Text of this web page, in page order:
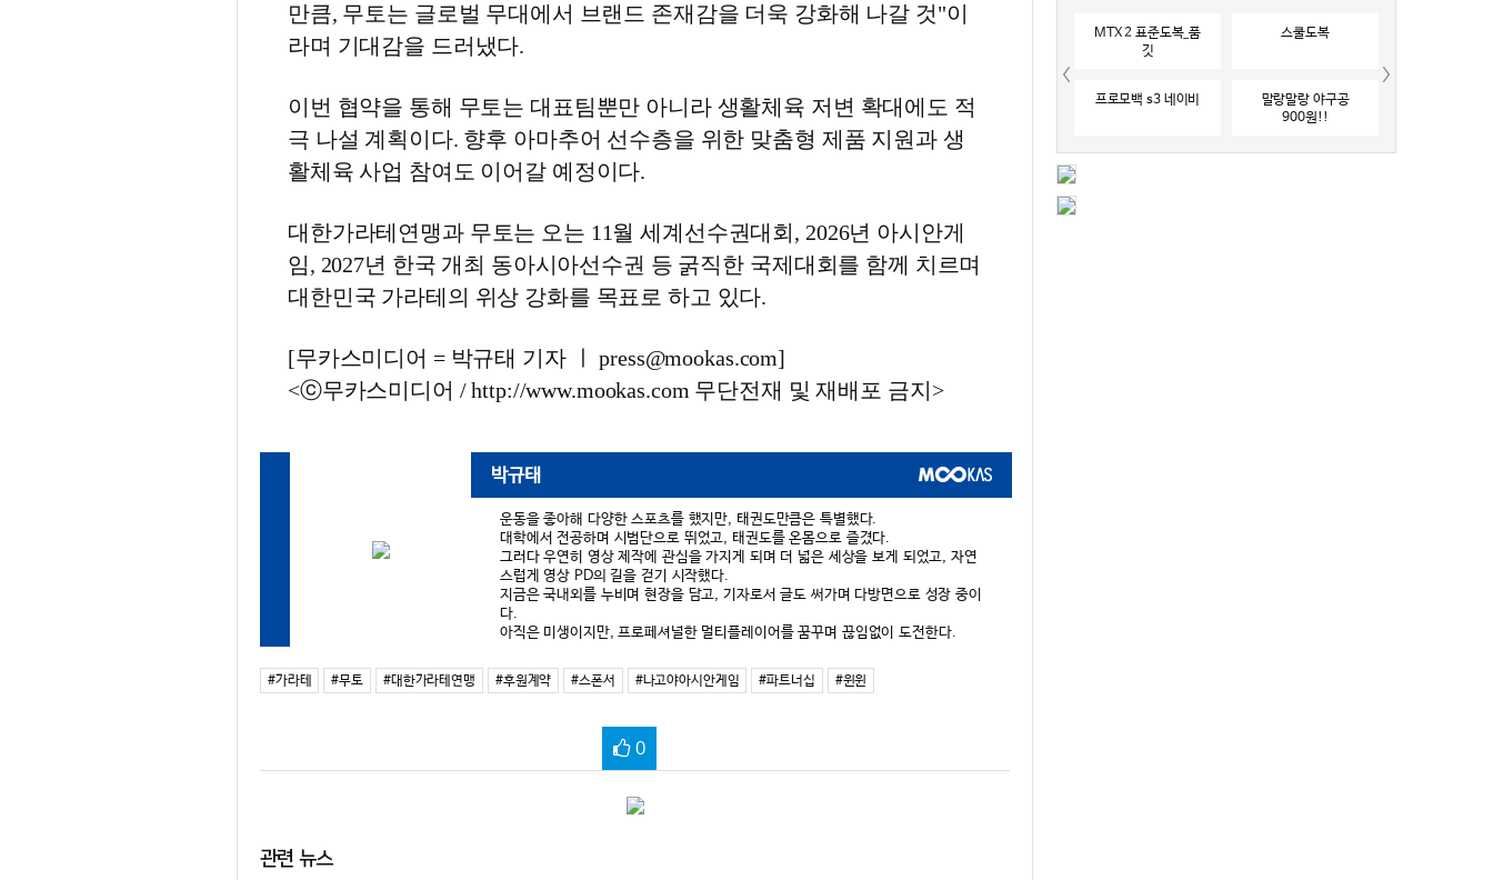
만큼, 무토는 글로벌 무대에서 브랜드 존재감을 더욱 강화해 나갈 것"이
라며 기대감을 드러냈다.
이번 협약을 통해 무토는 대표팀뿐만 아니라 생활체육 저변 확대에도 적
극 나설 계획이다. 향후 아마추어 선수층을 위한 맞춤형 제품 지원과 생
활체육 사업 참여도 이어갈 예정이다.
대한가라테연맹과 무토는 오는 11월 세계선수권대회, 2026년 아시안게
임, 2027년 한국 개최 동아시아선수권 등 굵직한 국제대회를 함께 치르며
대한민국 가라테의 위상 강화를 목표로 하고 있다.
[무카스미디어 = 박규태 기자 ㅣ press@mookas.com]
<ⓒ무카스미디어 / http://www.mookas.com 무단전재 및 재배포 금지>
박규태
운동을 좋아해 다양한 스포츠를 했지만, 태권도만큼은 특별했다.
대학에서 전공하며 시범단으로 뛰었고, 태권도를 온몸으로 즐겼다.
그러다 우연히 영상 제작에 관심을 가지게 되며 더 넓은 세상을 보게 되었고, 자연
스럽게 영상 PD의 길을 걷기 시작했다.
지금은 국내외를 누비며 현장을 담고, 기자로서 글도 써가며 다방면으로 성장 중이
다.
아직은 미생이지만, 프로페셔널한 멀티플레이어를 꿈꾸며 끊임없이 도전한다.
#가라테 #무토 #대한가라테연맹 #후원계약 #스폰서 #나고야아시안게임 #파트너십 #윈윈
0
관련 뉴스
MTX 2 표준도복_품
깃
스쿨도복
프로모백 s3 네이비
말랑말랑 야구공
900원!!